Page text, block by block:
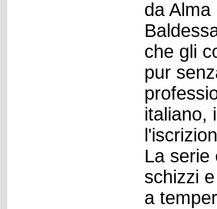
da
che gli
pur
italiano,
La serie
schizzi
a